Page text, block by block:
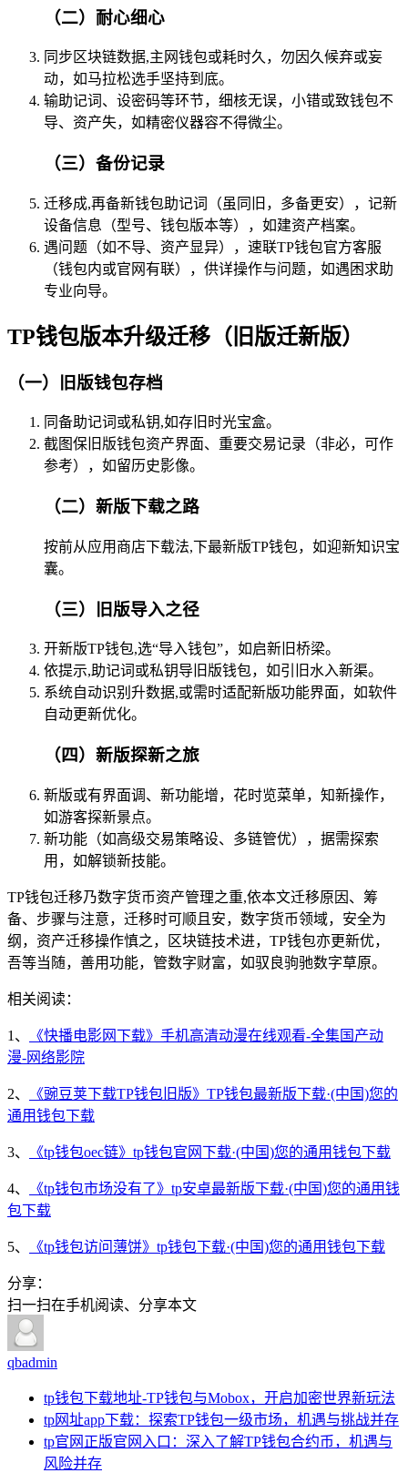
（二）耐心细心
同步区块链数据,主网钱包或耗时久，勿因久候弃或妄
动，如马拉松选手坚持到底。
输助记词、设密码等环节，细核无误，小错或致钱包不
导、资产失，如精密仪器容不得微尘。
（三）备份记录
迁移成,再备新钱包助记词（虽同旧，多备更安），记新
设备信息（型号、钱包版本等），如建资产档案。
遇问题（如不导、资产显异），速联TP钱包官方客服
（钱包内或官网有联），供详操作与问题，如遇困求助
专业向导。
TP钱包版本升级迁移（旧版迁新版）
（一）旧版钱包存档
同备助记词或私钥,如存旧时光宝盒。
截图保旧版钱包资产界面、重要交易记录（非必，可作
参考），如留历史影像。
（二）新版下载之路
按前从应用商店下载法,下最新版TP钱包，如迎新知识宝
囊。
（三）旧版导入之径
开新版TP钱包,选“导入钱包”，如启新旧桥梁。
依提示,助记词或私钥导旧版钱包，如引旧水入新渠。
系统自动识别升数据,或需时适配新版功能界面，如软件
自动更新优化。
（四）新版探新之旅
新版或有界面调、新功能增，花时览菜单，知新操作，
如游客探新景点。
新功能（如高级交易策略设、多链管优），据需探索
用，如解锁新技能。
TP钱包迁移乃数字货币资产管理之重,依本文迁移原因、筹
备、步骤与注意，迁移时可顺且安，数字货币领域，安全为
纲，资产迁移操作慎之，区块链技术进，TP钱包亦更新优，
吾等当随，善用功能，管数字财富，如驭良驹驰数字草原。
相关阅读：
1、
《快播电影网下载》手机高清动漫在线观看-全集国产动
漫-网络影院
2、
《豌豆荚下载TP钱包旧版》TP钱包最新版下载·(中国)您的
通用钱包下载
3、 《tp钱包oec链》tp钱包官网下载·(中国)您的通用钱包下载
4、
《tp钱包市场没有了》tp安卓最新版下载·(中国)您的通用钱
包下载
5、 《tp钱包访问薄饼》tp钱包下载·(中国)您的通用钱包下载
分享：
扫一扫在手机阅读、分享本文
qbadmin
tp钱包下载地址-TP钱包与Mobox，开启加密世界新玩法
tp网址app下载：探索TP钱包一级市场，机遇与挑战并存
tp官网正版官网入口：深入了解TP钱包合约币，机遇与
风险并存